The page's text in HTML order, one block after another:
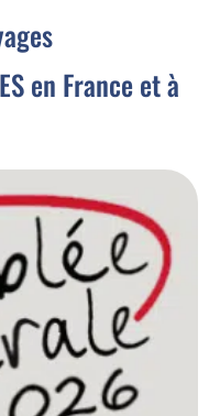
en France et à